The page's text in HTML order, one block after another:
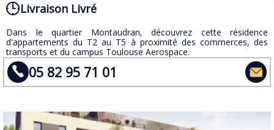
Livraison Livré
Dans le quartier Montaudran, découvrez cette résidence
d'appartements du T2 au T5 à proximité des commerces, des
transports et du campus Toulouse Aerospace.
05 82 95 71 01